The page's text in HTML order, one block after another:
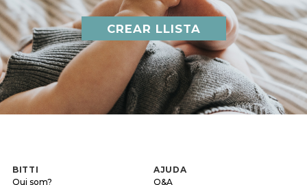
CREAR LLISTA
BITTI
Qui som?
AJUDA
Q&A